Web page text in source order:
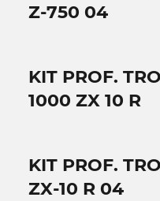
Z-750 04
KIT PROF.
1000 ZX 10 R
KIT PROF.
ZX-10 R 04